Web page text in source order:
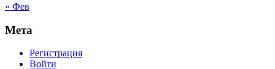
« Фев
Мета
Регистрация
Войти